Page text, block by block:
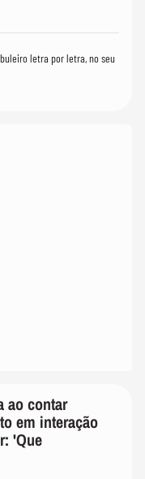
letra por letra, no seu
ao contar
em interação
'Que